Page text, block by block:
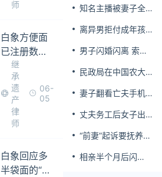
师
白象方便面
已注册数个
多半相关商
继
承
遗
产
律
师
06-
05
白象回应多
半袋面的“多
知名主播被妻子全
后反被对簿公堂
离异男拒付成年孩
男子闪婚闪离 索还
民政局在中国农大
妻子翻看亡夫手机
婚外情，双方互相
丈夫务工后女子出
“前妻”起诉要抚养
非他亲生！男子起
相亲半个月后闪